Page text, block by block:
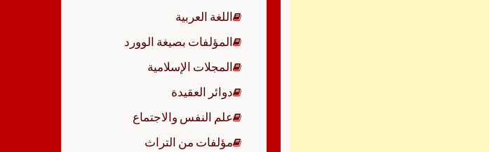
اللغة العربية
المؤلفات بصيغة الوورد
المجلات الإسلامية
دوائر العقيدة
علم النفس والاجتماع
مؤلفات من التراث